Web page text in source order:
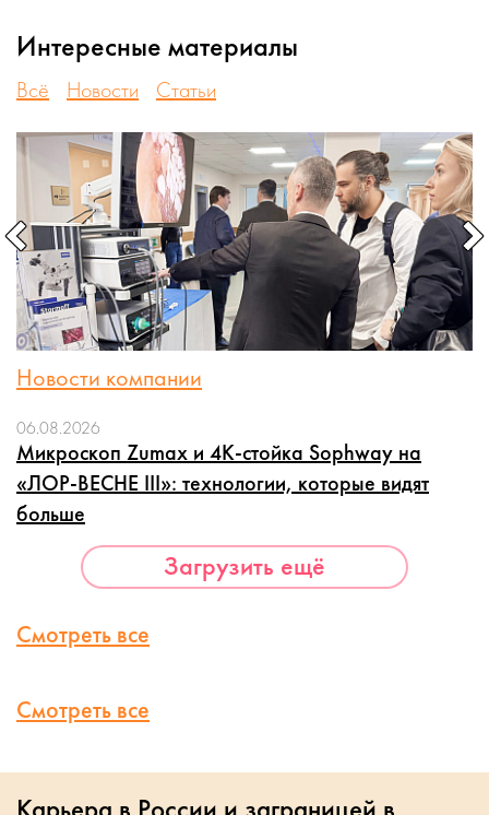
Интересные материалы
Всё Новости Статьи
Новости компании
06.08.2026
Микроскоп Zumax и 4K-стойка Sophway на
«ЛОР-ВЕСНЕ III»: технологии, которые видят
больше
Загрузить ещё
Смотреть все
Смотреть все